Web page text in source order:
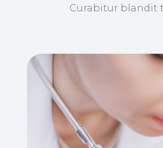
Curabitur blandit